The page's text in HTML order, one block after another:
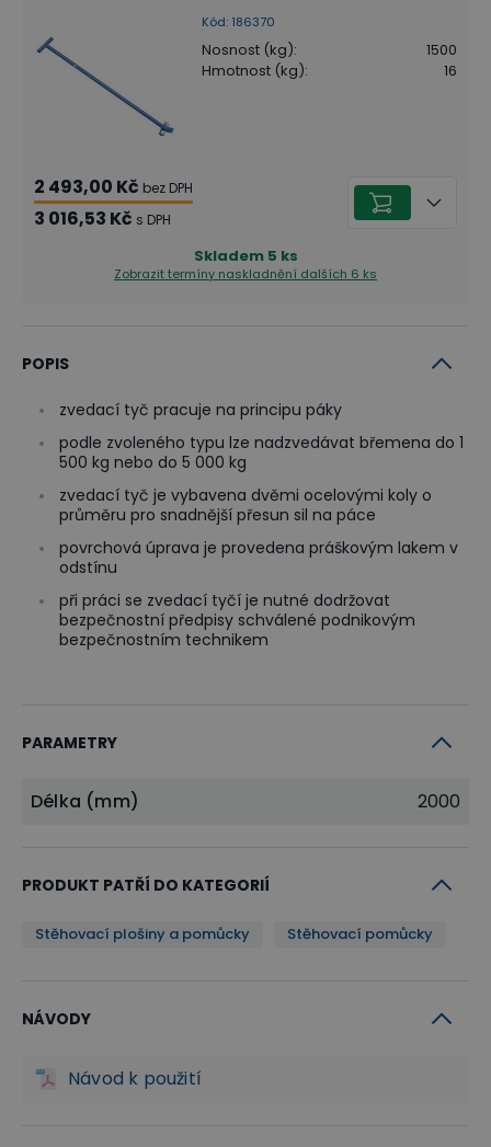
Kód: 186370
Nosnost (kg):
1500
Hmotnost (kg): 16
2 493,00 Kč bez DPH
3 016,53 Kč s DPH
Skladem 5 ks
Zobrazit termíny naskladnění dalších 6 ks
POPIS
zvedací tyč pracuje na principu páky
podle zvoleného typu lze nadzvedávat břemena do 1
500 kg nebo do 5 000 kg
zvedací tyč je vybavena dvěmi ocelovými koly o
průměru pro snadnější přesun sil na páce
povrchová úprava je provedena práškovým lakem v
odstínu
při práci se zvedací tyčí je nutné dodržovat
bezpečnostní předpisy schválené podnikovým
bezpečnostním technikem
PARAMETRY
Délka (mm) 2000
PRODUKT PATŘÍ DO KATEGORIÍ
Stěhovací plošiny a pomůcky Stěhovací pomůcky
NÁVODY
Návod k použití